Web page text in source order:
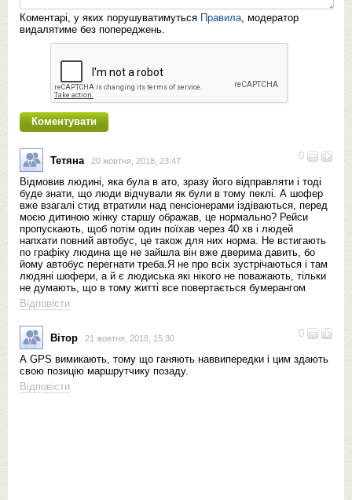
Коментарі, у яких порушуватимуться Правила, модератор
видалятиме без попереджень.
0
Тетяна 20 жовтня, 2018, 23:47
Відмовив людині, яка була в ато, зразу його відправляти і тоді
буде знати, що люди відчували як були в тому пеклі. А шофер
вже взагалі стид втратили над пенсіонерами іздіваються, перед
моєю дитиною жінку старшу ображав, це нормально? Рейси
пропускають, щоб потім один поїхав через 40 хв і людей
напхати повний автобус, це також для них норма. Не встигають
по графіку людина ще не зайшла він вже дверима давить, бо
йому автобус перегнати треба.Я не про всіх зустрічаються і там
людяні шофери, а й є людиська які нікого не поважають, тільки
не думають, що в тому житті все повертається бумерангом
Відповісти
0
Вітор 21 жовтня, 2018, 15:30
А GPS вимикають, тому що ганяють наввипередки і цим здають
свою позицію маршрутчику позаду.
Відповісти